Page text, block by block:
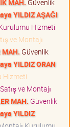
MAH. Güvenlik
YILDIZ AŞAĞI
Hizmeti
ve Montajı
MAH. Güvenlik
YILDIZ ORAN
Hizmeti
ve Montajı
MAH. Güvenlik
YILDIZ